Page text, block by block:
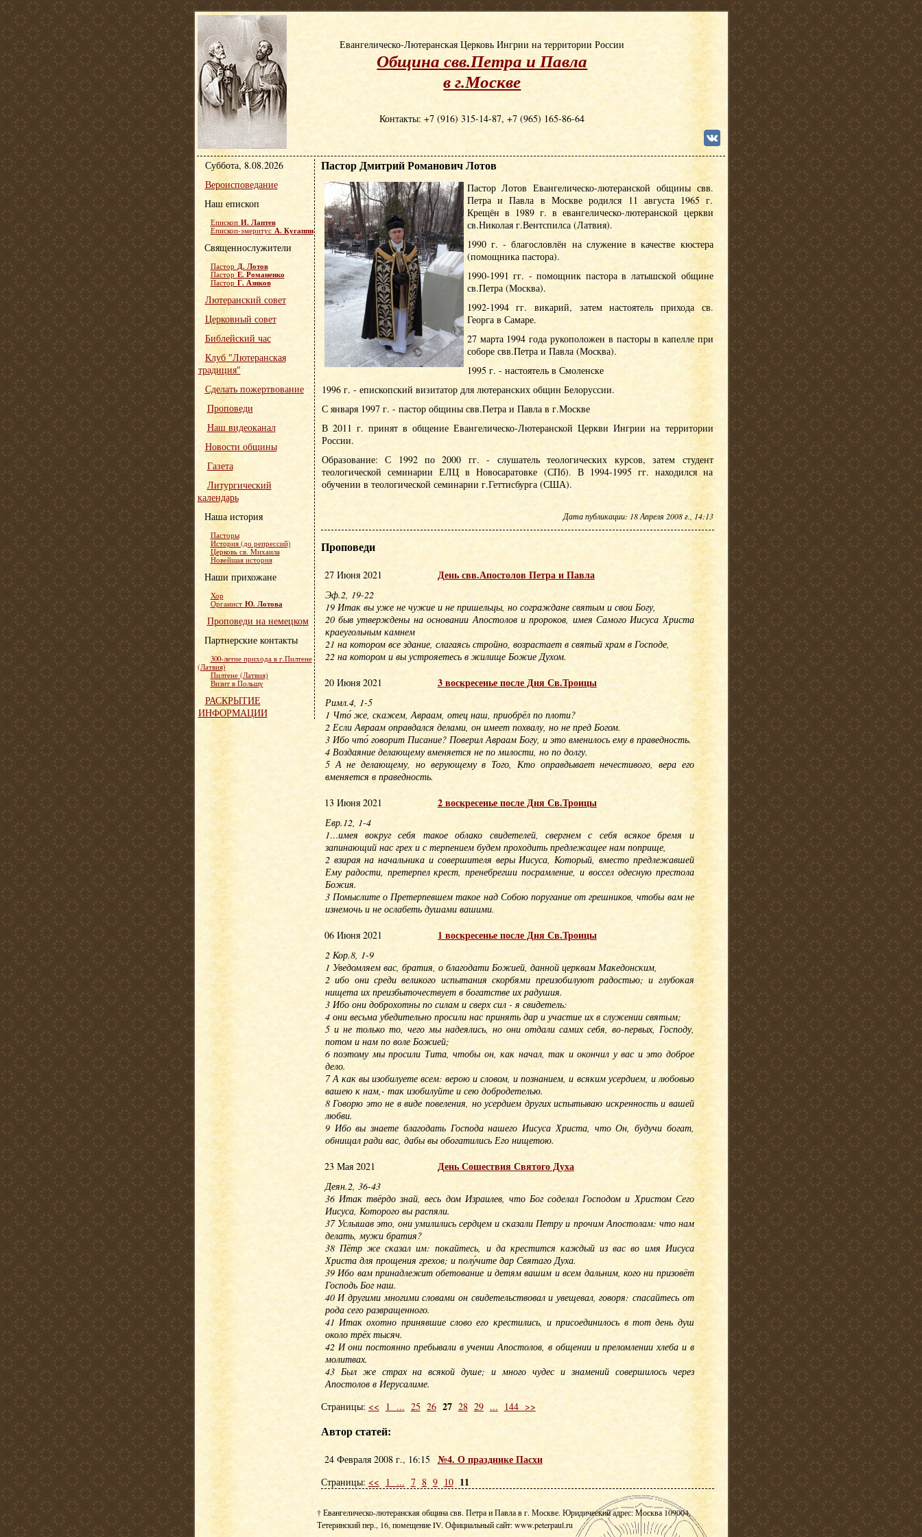
Евангелическо-Лютеранская Церковь Ингрии на территории России
Община свв.Петра и Павла
в г.Москве
Контакты: +7 (916) 315-14-87, +7 (965) 165-86-64
Пастор Дмитрий Романович Лотов
Пастор Лотов Евангелическо-лютеранской общины свв.
Петра и Павла в Москве родился 11 августа 1965 г.
Крещён в 1989 г. в евангелическо-лютеранской церкви
св.Николая г.Вентспилса (Латвия).
1990 г. - благословлён на служение в качестве кюстера
(помощника пастора).
1990-1991 гг. - помощник пастора в латышской общине
св.Петра (Москва).
1992-1994 гг. викарий, затем настоятель прихода св.
Георга в Самаре.
27 марта 1994 года рукоположен в пасторы в капелле при
соборе свв.Петра и Павла (Москва).
1995 г. - настоятель в Смоленске
1996 г. - епископский визитатор для лютеранских общин Белоруссии.
С января 1997 г. - пастор общины свв.Петра и Павла в г.Москве
В 2011 г. принят в общение Евангелическо-Лютеранской Церкви Ингрии на территории
России.
Образование: С 1992 по 2000 гг. - слушатель теологических курсов, затем студент
теологической семинарии ЕЛЦ в Новосаратовке (СПб). В 1994-1995 гг. находился на
обучении в теологической семинарии г.Геттисбурга (США).
Дата публикации: 18 Апреля 2008 г., 14:13
Проповеди
27 Июня 2021 День свв.Апостолов Петра и Павла
Эф.2, 19-22
19 Итак вы уже не чужие и не пришельцы, но сограждане святым и свои Богу,
20 быв утверждены на основании Апостолов и пророков, имея Самого Иисуса Христа
краеугольным камнем
21 на котором все здание, слагаясь стройно, возрастает в святый храм в Господе,
22 на котором и вы устрояетесь в жилище Божие Духом.
20 Июня 2021
3 воскресенье после Дня Св.Троицы
Римл.4, 1-5
1 Что́ же, скажем, Авраам, отец наш, приобрёл по плоти?
2 Если Авраам оправдался делами, он имеет похвалу, но не пред Богом.
3 Ибо что́ говорит Писание? Поверил Авраам Богу, и это вменилось ему в праведность.
4 Воздаяние делающему вменяется не по милости, но по долгу.
5 А не делающему, но верующему в Того, Кто оправдывает нечестивого, вера его
вменяется в праведность.
13 Июня 2021
2 воскресенье после Дня Св.Троицы
Евр.12, 1-4
1…имея вокруг себя такое облако свидетелей, свергнем с себя всякое бремя и
запинающий нас грех и с терпением будем проходить предлежащее нам поприще,
2 взирая на начальника и совершителя веры Иисуса, Который, вместо предлежавшей
Ему радости, претерпел крест, пренебрегши посрамление, и воссел одесную престола
Божия.
3 Помыслите о Претерпевшем такое над Собою поругание от грешников, чтобы вам не
изнемочь и не ослабеть душами вашими.
06 Июня 2021
1 воскресенье после Дня Св.Троицы
2 Кор.8, 1-9
1 Уведомляем вас, братия, о благодати Божией, данной церквам Македонским,
2 ибо они среди великого испытания скорбями преизобилуют радостью; и глубокая
нищета их преизбыточествует в богатстве их радушия.
3 Ибо они доброхотны по силам и сверх сил - я свидетель:
4 они весьма убедительно просили нас принять дар и участие их в служении святым;
5 и не только то, чего мы надеялись, но они отдали самих себя, во-первых, Господу,
потом и нам по воле Божией;
6 поэтому мы просили Тита, чтобы он, как начал, так и окончил у вас и это доброе
дело.
7 А как вы изобилуете всем: верою и словом, и познанием, и всяким усердием, и любовью
вашею к нам,- так изобилуйте и сею добродетелью.
8 Говорю это не в виде повеления, но усердием других испытываю искренность и вашей
любви.
9 Ибо вы знаете благодать Господа нашего Иисуса Христа, что Он, будучи богат,
обнищал ради вас, дабы вы обогатились Его нищетою.
23 Мая 2021
День Сошествия Святого Духа
Деян.2, 36-43
36 Итак твёрдо знай, весь дом Израилев, что Бог соделал Господом и Христом Сего
Иисуса, Которого вы распяли.
37 Услышав это, они умилились сердцем и сказали Петру и прочим Апостолам: что нам
делать, мужи братия?
38 Пётр же сказал им: покайтесь, и да крестится каждый из вас во имя Иисуса
Христа для прощения грехов; и полу́чите дар Святаго Духа.
39 Ибо вам принадлежит обетование и детям вашим и всем дальним, кого ни призовёт
Господь Бог наш.
40 И другими многими словами он свидетельствовал и увещевал, говоря: спасайтесь от
рода сего развращенного.
41 Итак охотно принявшие слово его крестились, и присоединилось в тот день душ
около трёх тысяч.
42 И они постоянно пребывали в учении Апостолов, в общении и преломлении хлеба и в
молитвах.
43 Был же страх на всякой душе; и много чудес и знамений совершилось через
Апостолов в Иерусалиме.
Страницы: << 1 ... 25 26 27 28 29 ... 144 >>
Автор статей:
24 Февраля 2008 г., 16:15 №4. О празднике Пасхи
Страницы: << 1 ... 7 8 9 10 11
Суббота, 8.08.2026
Вероисповедание
Наш епископ
Епископ И. Лаптев
Епископ-эмеритус А. Кугаппи
Священнослужители
Пастор Д. Лотов
Пастор Е. Романенко
Пастор Г. Азиков
Лютеранский совет
Церковный совет
Библейский час
Клуб "Лютеранская
традиция"
Сделать пожертвование
Проповеди
Наш видеоканал
Новости общины
Газета
Литургический
календарь
Наша история
Пасторы
История (до репрессий)
Церковь св. Михаила
Новейшая история
Наши прихожане
Хор
Органист Ю. Лотова
Проповеди на немецком
Партнерские контакты
300-летие прихода в г.Пилтене
(Латвия)
Пилтене (Латвия)
Визит в Польшу
РАСКРЫТИЕ
ИНФОРМАЦИИ
† Евангелическо-лютеранская община свв. Петра и Павла в г. Москве. Юридический адрес: Москва 109004,
Тетеринский пер., 16, помещение IV. Официальный сайт: www.peterpaul.ru